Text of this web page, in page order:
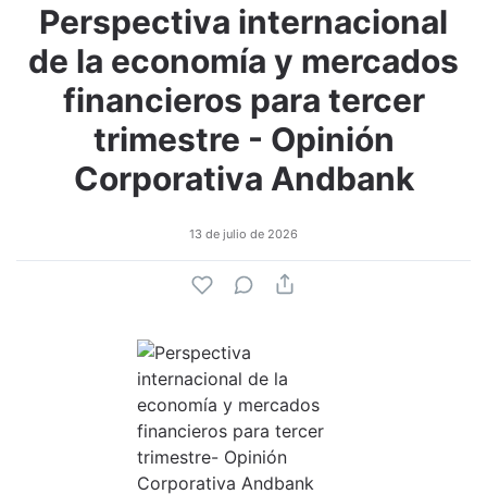
Perspectiva internacional
de la economía y mercados
financieros para tercer
trimestre - Opinión
Corporativa Andbank
13 de julio de 2026